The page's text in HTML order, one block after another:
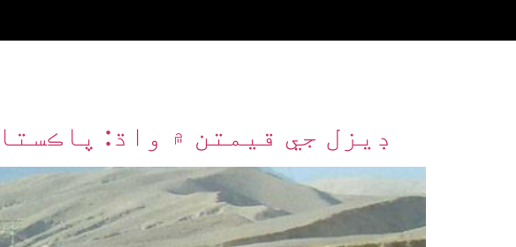
ڊيزل جي قيمتن ۾ واڌ: پاڪستان ريلوي جو